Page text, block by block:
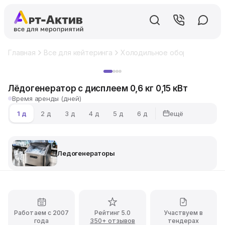
Главная Все для кейтеринга Холодильное оборудование
Лёдогенератор с дисплеем 0,6 кг 0,15 кВт
Время аренды (дней)
1 д
2 д 3 д 4 д 5 д 6 д ещё
Ледогенераторы
Работаем с 2007
года
Рейтинг 5.0
350+ отзывов
Участвуем в
тендерах